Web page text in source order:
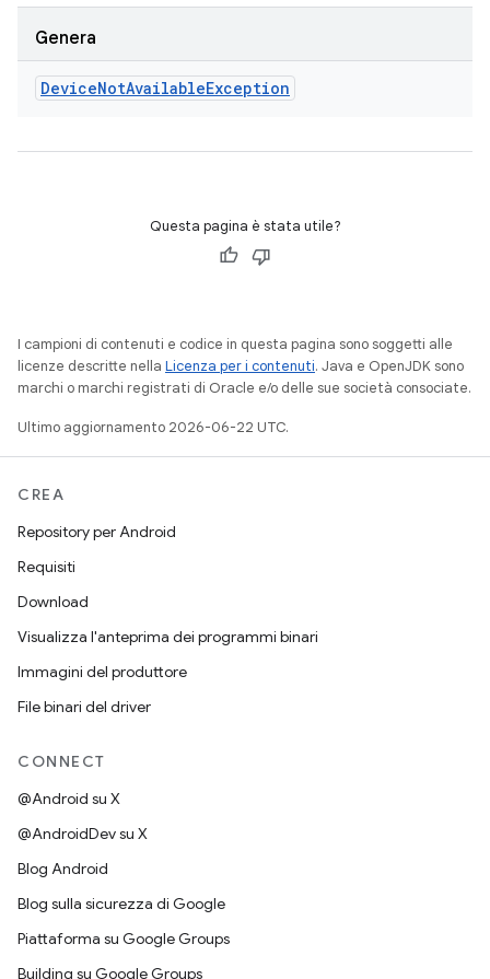
Genera
DeviceNotAvailableException
Questa pagina è stata utile?
I campioni di contenuti e codice in questa pagina sono soggetti alle
licenze descritte nella Licenza per i contenuti. Java e OpenJDK sono
marchi o marchi registrati di Oracle e/o delle sue società consociate.
Ultimo aggiornamento 2026-06-22 UTC.
CREA
Repository per Android
Requisiti
Download
Visualizza l'anteprima dei programmi binari
Immagini del produttore
File binari del driver
CONNECT
@Android su X
@AndroidDev su X
Blog Android
Blog sulla sicurezza di Google
Piattaforma su Google Groups
Building su Google Groups